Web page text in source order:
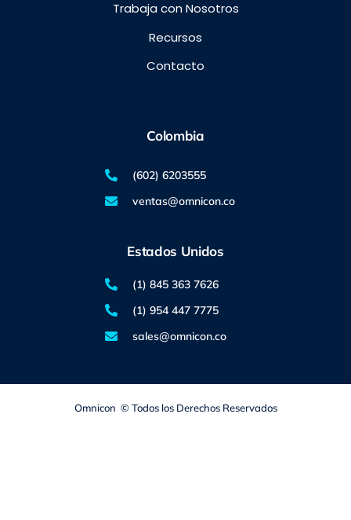
Trabaja con Nosotros
Recursos
Contacto
Colombia
(602) 6203555
ventas@omnicon.co
Estados Unidos
(1) 845 363 7626
(1) 954 447 7775
sales@omnicon.co
Omnicon © Todos los Derechos Reservados